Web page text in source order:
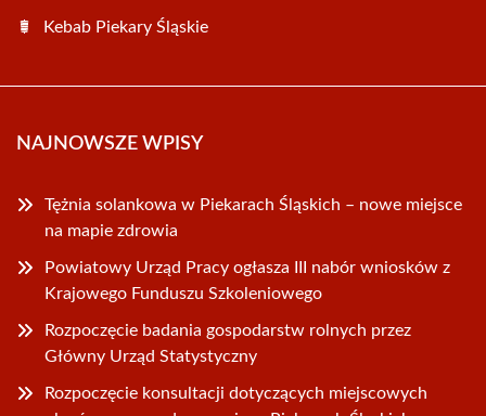
Kebab Piekary Śląskie
NAJNOWSZE WPISY
Tężnia solankowa w Piekarach Śląskich – nowe miejsce
na mapie zdrowia
Powiatowy Urząd Pracy ogłasza III nabór wniosków z
Krajowego Funduszu Szkoleniowego
Rozpoczęcie badania gospodarstw rolnych przez
Główny Urząd Statystyczny
Rozpoczęcie konsultacji dotyczących miejscowych